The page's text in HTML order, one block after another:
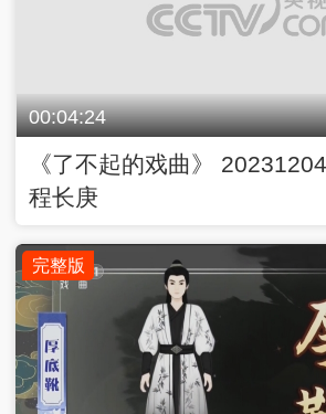
00:04:24
《了不起的戏曲》
程长庚
完整版